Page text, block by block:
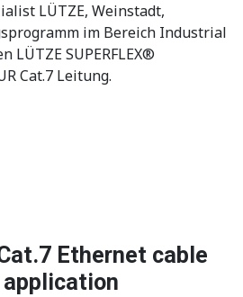
LÜTZE, Weinstadt,
im Bereich Industrial
LÜTZE SUPERFLEX®
Cat.7 Leitung.
Ethernet cable